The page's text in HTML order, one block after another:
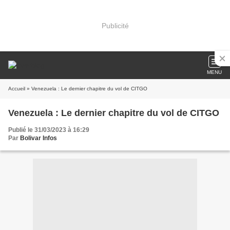
Publicité
MENU
Accueil » Venezuela : Le dernier chapitre du vol de CITGO
Venezuela : Le dernier chapitre du vol de CITGO
Publié le 31/03/2023 à 16:29
Par Bolivar Infos